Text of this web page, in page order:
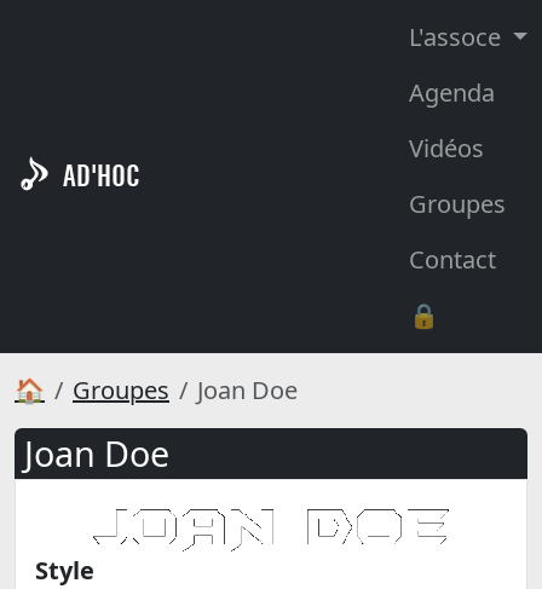
AD'HOC
L'assoce
Agenda
Vidéos
Groupes
Contact
🔒
🏠 Groupes Joan Doe
Joan Doe
Style